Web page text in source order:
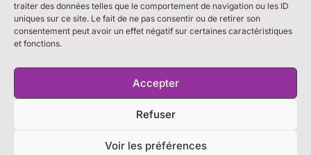
traiter des données telles que le comportement de navigation ou les ID
uniques sur ce site. Le fait de ne pas consentir ou de retirer son
consentement peut avoir un effet négatif sur certaines caractéristiques
et fonctions.
Accepter
Refuser
Voir les préférences
RESSOURCES
BULLE DE DIALOGUE
S’ABONNER À LA NEWSLETTER
ConfidentialitéCookies